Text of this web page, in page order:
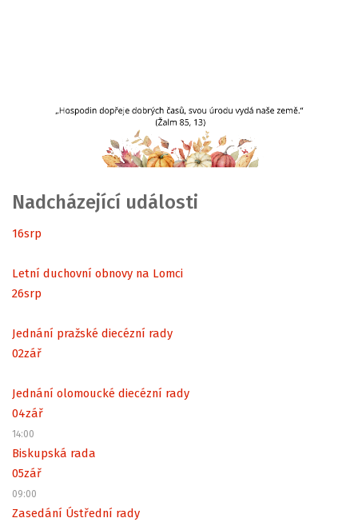
Nadcházející události
16srp
Letní duchovní obnovy na Lomci
26srp
Jednání pražské diecézní rady
02zář
Jednání olomoucké diecézní rady
04zář
14:00
Biskupská rada
05zář
09:00
Zasedání Ústřední rady